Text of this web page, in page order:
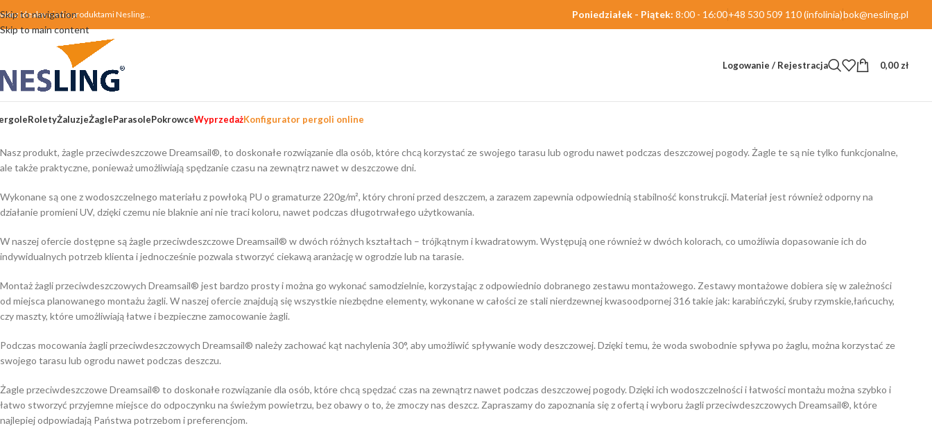
Skip to navigation
Skip to main content
idealny cień z produktami Nesling... Poniedziałek - Piątek: 8:00 - 16:00+48 530 509 110 (infolinia)bok@nesling.pl
Logowanie / Rejestracja 0,00 zł
RoletyŻaluzjeŻagleParasolePokrowceWyprzedażKonfigurator pergoli online
Strona główna/Żagle/Żagle wodoodporne Dreamsail®
Nasz produkt, żagle przeciwdeszczowe Dreamsail®, to doskonałe rozwiązanie dla osób, które chcą korzystać ze swojego tarasu lub ogrodu nawet podczas deszczowej pogody. Żagle te są nie tylko funkcjonalne,
ale także praktyczne, ponieważ umożliwiają spędzanie czasu na zewnątrz nawet w deszczowe dni.
Wykonane są one z wodoszczelnego materiału z powłoką PU o gramaturze 220g/m², który chroni przed deszczem, a zarazem zapewnia odpowiednią stabilność konstrukcji. Materiał jest również odporny na
działanie promieni UV, dzięki czemu nie blaknie ani nie traci koloru, nawet podczas długotrwałego użytkowania.
W naszej ofercie dostępne są żagle przeciwdeszczowe Dreamsail® w dwóch różnych kształtach – trójkątnym i kwadratowym. Występują one również w dwóch kolorach, co umożliwia dopasowanie ich do
indywidualnych potrzeb klienta i jednocześnie pozwala stworzyć ciekawą aranżację w ogrodzie lub na tarasie.
Montaż żagli przeciwdeszczowych Dreamsail® jest bardzo prosty i można go wykonać samodzielnie, korzystając z odpowiednio dobranego zestawu montażowego. Zestawy montażowe dobiera się w zależności
od miejsca planowanego montażu żagli. W naszej ofercie znajdują się wszystkie niezbędne elementy, wykonane w całości ze stali nierdzewnej kwasoodpornej 316 takie jak: karabińczyki, śruby rzymskie,łańcuchy,
czy maszty, które umożliwiają łatwe i bezpieczne zamocowanie żagli.
Podczas mocowania żagli przeciwdeszczowych Dreamsail® należy zachować kąt nachylenia 30°, aby umożliwić spływanie wody deszczowej. Dzięki temu, że woda swobodnie spływa po żaglu, można korzystać ze
swojego tarasu lub ogrodu nawet podczas deszczu.
Żagle przeciwdeszczowe Dreamsail® to doskonałe rozwiązanie dla osób, które chcą spędzać czas na zewnątrz nawet podczas deszczowej pogody. Dzięki ich wodoszczelności i łatwości montażu można szybko i
łatwo stworzyć przyjemne miejsce do odpoczynku na świeżym powietrzu, bez obawy o to, że zmoczy nas deszcz. Zapraszamy do zapoznania się z ofertą i wyboru żagli przeciwdeszczowych Dreamsail®, które
najlepiej odpowiadają Państwa potrzebom i preferencjom.